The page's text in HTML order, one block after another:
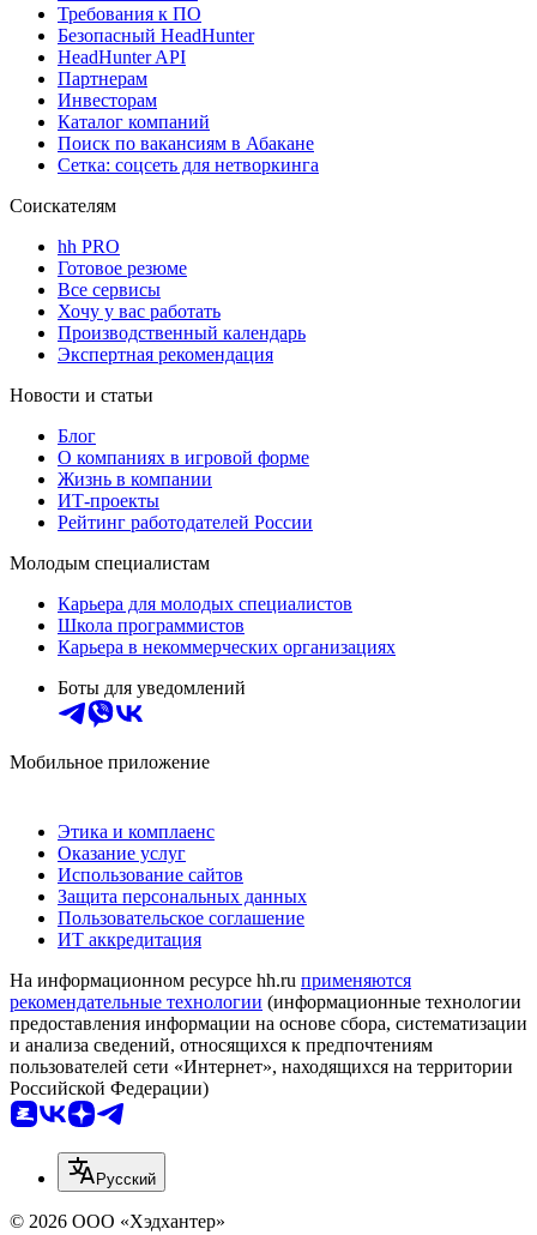
Требования к ПО
Безопасный HeadHunter
HeadHunter API
Партнерам
Инвесторам
Каталог компаний
Поиск по вакансиям в Абакане
Сетка: соцсеть для нетворкинга
Соискателям
hh PRO
Готовое резюме
Все сервисы
Хочу у вас работать
Производственный календарь
Экспертная рекомендация
Новости и статьи
Блог
О компаниях в игровой форме
Жизнь в компании
ИТ-проекты
Рейтинг работодателей России
Молодым специалистам
Карьера для молодых специалистов
Школа программистов
Карьера в некоммерческих организациях
Боты для уведомлений
Мобильное приложение
Этика и комплаенс
Оказание услуг
Использование сайтов
Защита персональных данных
Пользовательское соглашение
ИТ аккредитация
На информационном ресурсе hh.ru применяются
рекомендательные технологии (информационные технологии
предоставления информации на основе сбора, систематизации
и анализа сведений, относящихся к предпочтениям
пользователей сети «Интернет», находящихся на территории
Российской Федерации)
Русский
© 2026 ООО «Хэдхантер»